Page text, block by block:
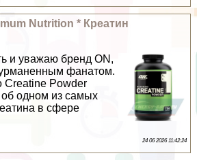
Nutrition * Креатин
и уважаю бренд ON,
фанатом.
Creatine Powder
об одном из самых
в сфере
24 06 2026 11:42:24